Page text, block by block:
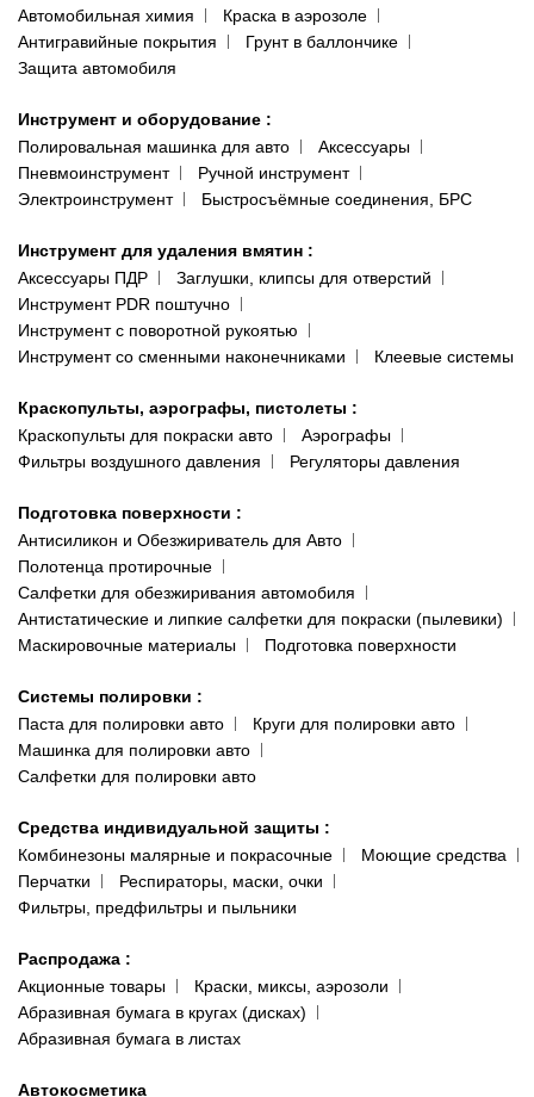
Автомобильная химия
Краска в аэрозоле
Антигравийные покрытия
Грунт в баллончике
Защита автомобиля
Инструмент и оборудование :
Полировальная машинка для авто
Аксессуары
Пневмоинструмент
Ручной инструмент
Электроинструмент
Быстросъёмные соединения, БРС
Инструмент для удаления вмятин :
Аксессуары ПДР
Заглушки, клипсы для отверстий
Инструмент PDR поштучно
Инструмент с поворотной рукоятью
Инструмент со сменными наконечниками
Клеевые системы
Краскопульты, аэрографы, пистолеты :
Краскопульты для покраски авто
Аэрографы
Фильтры воздушного давления
Регуляторы давления
Подготовка поверхности :
Антисиликон и Обезжириватель для Авто
Полотенца протирочные
Салфетки для обезжиривания автомобиля
Антистатические и липкие салфетки для покраски (пылевики)
Маскировочные материалы
Подготовка поверхности
Системы полировки :
Паста для полировки авто
Круги для полировки авто
Машинка для полировки авто
Салфетки для полировки авто
Средства индивидуальной защиты :
Комбинезоны малярные и покрасочные
Моющие средства
Перчатки
Респираторы, маски, очки
Фильтры, предфильтры и пыльники
Распродажа :
Акционные товары
Краски, миксы, аэрозоли
Абразивная бумага в кругах (дисках)
Абразивная бумага в листах
Автокосметика